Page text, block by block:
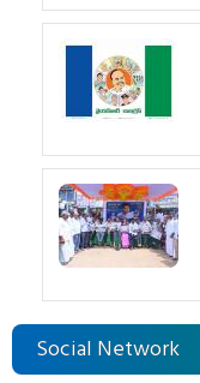
Social Network